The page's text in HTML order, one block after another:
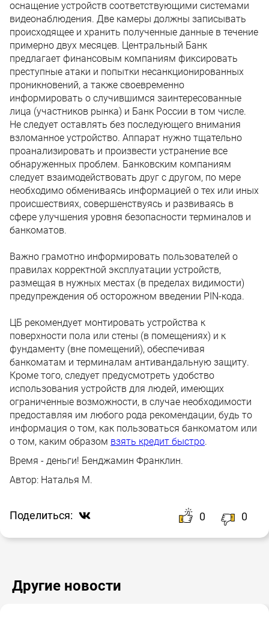
оснащение устройств соответствующими системами
видеонаблюдения. Две камеры должны записывать
происходящее и хранить полученные данные в течение
примерно двух месяцев. Центральный Банк
предлагает финансовым компаниям фиксировать
преступные атаки и попытки несанкционированных
проникновений, а также своевременно
информировать о случившимся заинтересованные
лица (участников рынка) и Банк России в том числе.
Не следует оставлять без последующего внимания
взломанное устройство. Аппарат нужно тщательно
проанализировать и произвести устранение все
обнаруженных проблем. Банковским компаниям
следует взаимодействовать друг с другом, по мере
необходимо обмениваясь информацией о тех или иных
происшествиях, совершенствуясь и развиваясь в
сфере улучшения уровня безопасности терминалов и
банкоматов.
Важно грамотно информировать пользователей о
правилах корректной эксплуатации устройств,
размещая в нужных местах (в пределах видимости)
предупреждения об осторожном введении PIN-кода.
ЦБ рекомендует монтировать устройства к
поверхности пола или стены (в помещениях) и к
фундаменту (вне помещений), обеспечивая
банкоматам и терминалам антивандальную защиту.
Кроме того, следует предусмотреть удобство
использования устройств для людей, имеющих
ограниченные возможности, в случае необходимости
предоставляя им любого рода рекомендации, будь то
информация о том, как пользоваться банкоматом или
о том, каким образом взять кредит быстро.
Время - деньги! Бенджамин Франклин.
Автор: Наталья М.
Поделиться: 0 0
Другие новости